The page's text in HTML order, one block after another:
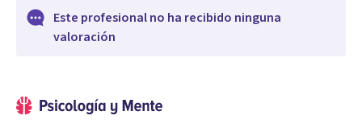
Este profesional no ha recibido ninguna
valoración